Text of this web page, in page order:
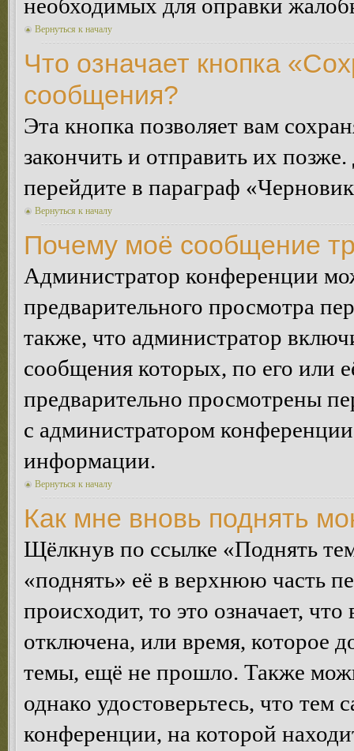
необходимых для оправки
Вернуться к началу
Что означает кнопка
сообщения?
Эта кнопка позволяет вам
закончить и отправить их
перейдите в параграф
Вернуться к началу
Почему моё сообщение
Администратор конференции
предварительного просмотра
также, что администратор
сообщения которых, по его или
предварительно просмотрены
с администратором
информации.
Вернуться к началу
Как мне вновь поднять
Щёлкнув по ссылке «Поднять
«поднять» её в верхнюю часть
происходит, то это означает,
отключена, или время, которое
темы, ещё не прошло. Также
однако удостоверьтесь, что
конференции, на которой